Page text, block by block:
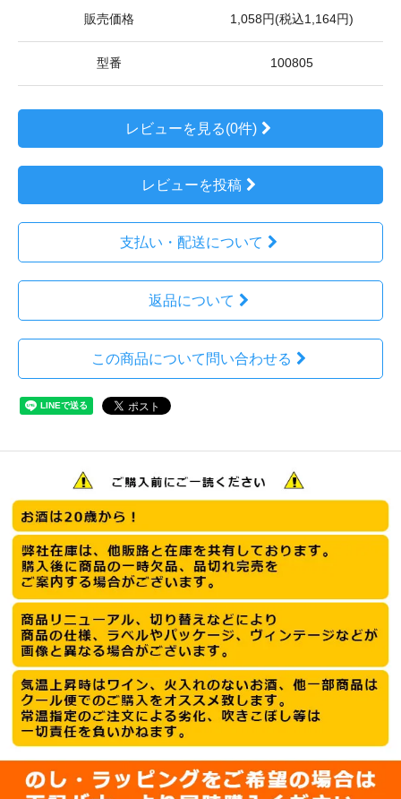
販売価格 1,058円(税込1,164円)
型番 100805
レビューを見る(0件)
レビューを投稿
支払い・配送について
返品について
この商品について問い合わせる